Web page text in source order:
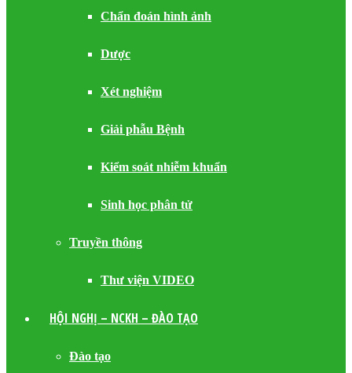
Chẩn đoán hình ảnh
Dược
Xét nghiệm
Giải phẫu Bệnh
Kiểm soát nhiễm khuẩn
Sinh học phân tử
Truyền thông
Thư viện VIDEO
HỘI NGHỊ – NCKH – ĐÀO TẠO
Đào tạo